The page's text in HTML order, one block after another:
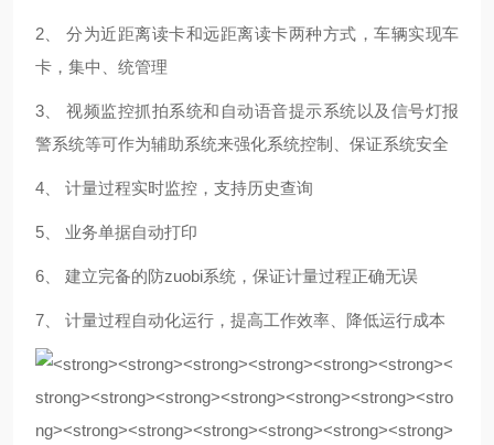
2、 分为近距离读卡和远距离读卡两种方式，车辆实现车
卡，集中、统管理
3、 视频监控抓拍系统和自动语音提示系统以及信号灯报
警系统等可作为辅助系统来强化系统控制、保证系统安全
4、 计量过程实时监控，支持历史查询
5、 业务单据自动打印
6、 建立完备的防zuobi系统，保证计量过程正确无误
7、 计量过程自动化运行，提高工作效率、降低运行成本